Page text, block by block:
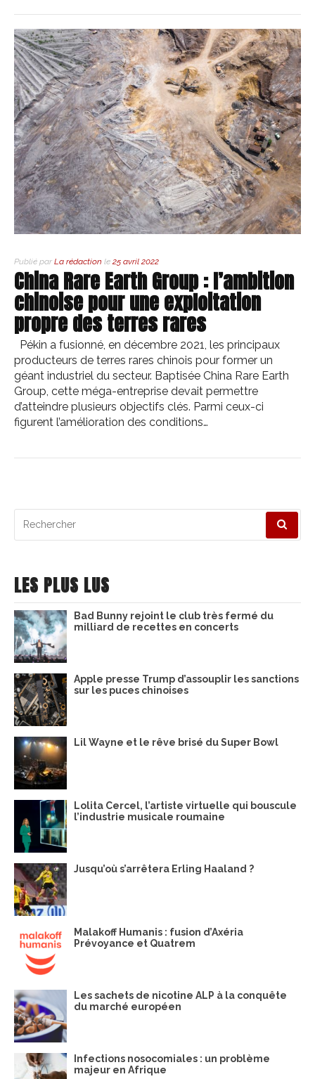
Publié par La rédaction le 25 avril 2022
China Rare Earth Group : l’ambition
chinoise pour une exploitation
propre des terres rares
Pékin a fusionné, en décembre 2021, les principaux
producteurs de terres rares chinois pour former un
géant industriel du secteur. Baptisée China Rare Earth
Group, cette méga-entreprise devait permettre
d’atteindre plusieurs objectifs clés. Parmi ceux-ci
figurent l’amélioration des conditions…
pour
LES PLUS LUS
Bad Bunny rejoint le club très fermé du
milliard de recettes en concerts
Apple presse Trump d’assouplir les sanctions
sur les puces chinoises
Lil Wayne et le rêve brisé du Super Bowl
Lolita Cercel, l’artiste virtuelle qui bouscule
l’industrie musicale roumaine
Jusqu’où s’arrêtera Erling Haaland ?
Malakoff Humanis : fusion d’Axéria
Prévoyance et Quatrem
Les sachets de nicotine ALP à la conquête
du marché européen
Infections nosocomiales : un problème
majeur en Afrique